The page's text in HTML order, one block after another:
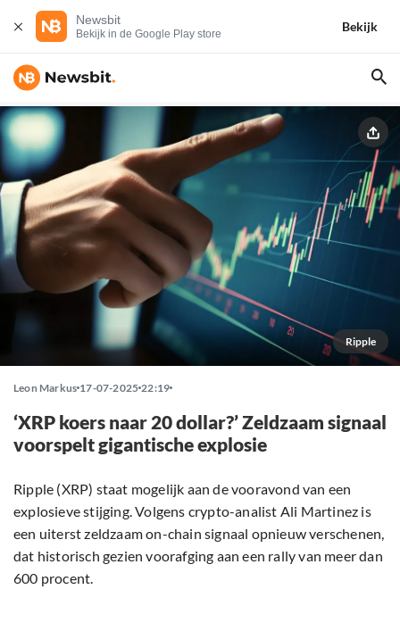
Newsbit
Bekijk in de Google Play store
Bekijk
Ripple
Leon Markus 17-07-2025 22:19
‘XRP koers naar 20 dollar?’ Zeldzaam signaal
voorspelt gigantische explosie
Ripple (XRP) staat mogelijk aan de vooravond van een
explosieve stijging. Volgens crypto-analist Ali Martinez is
een uiterst zeldzaam on-chain signaal opnieuw verschenen,
dat historisch gezien voorafging aan een rally van meer dan
600 procent.